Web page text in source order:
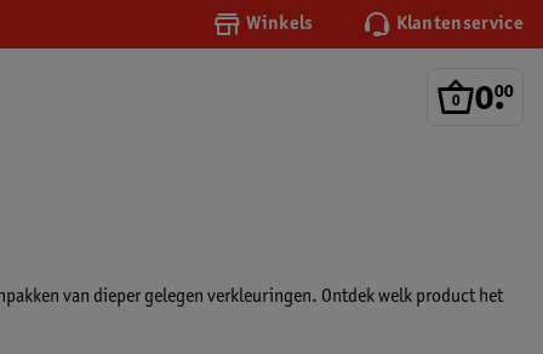
Winkels Klantenservice
0.
00
van dieper gelegen verkleuringen. Ontdek welk product het